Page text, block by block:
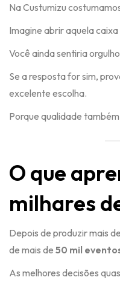
Na Custumizu
Imagine abrir aquela
Você ainda sentiria
Se a resposta for sim,
excelente escolha.
Porque qualidade
O que
milhares
Depois de produzir mais de
de mais de 50 mil
As melhores decisões